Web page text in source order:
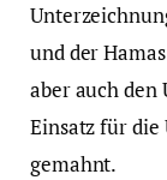
und der
aber auch den
Einsatz für die
gemahnt.